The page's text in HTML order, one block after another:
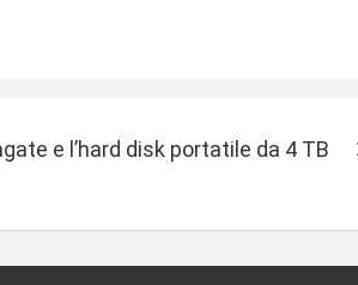
e l’hard disk portatile da 4 TB